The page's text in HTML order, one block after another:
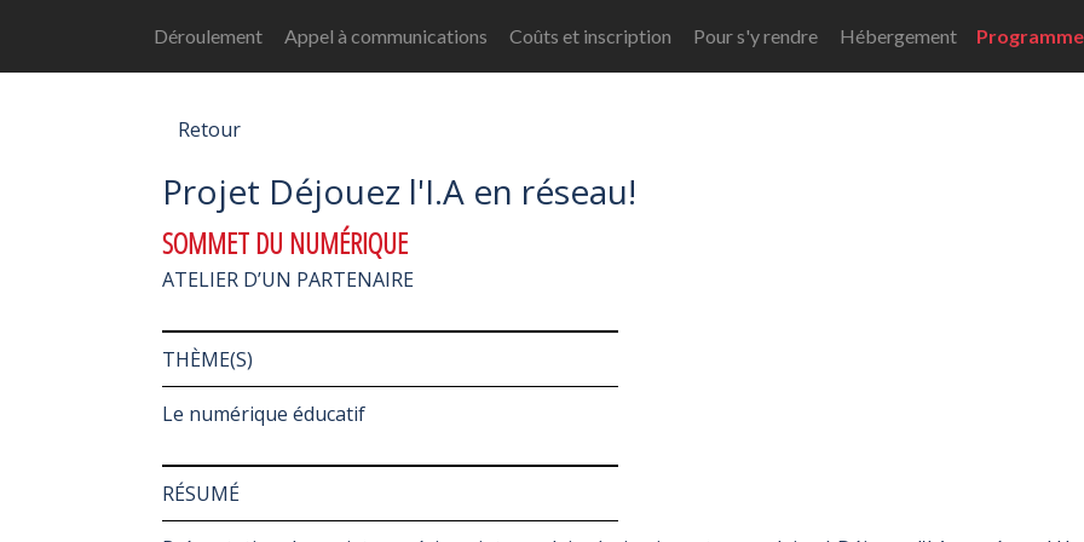
Déroulement Appel à communications Coûts et inscription Pour s'y rendre Hébergement Programme
Retour
Projet Déjouez l'I.A en réseau!
SOMMET DU NUMÉRIQUE
ATELIER D’UN PARTENAIRE
THÈME(S)
Le numérique éducatif
RÉSUMÉ